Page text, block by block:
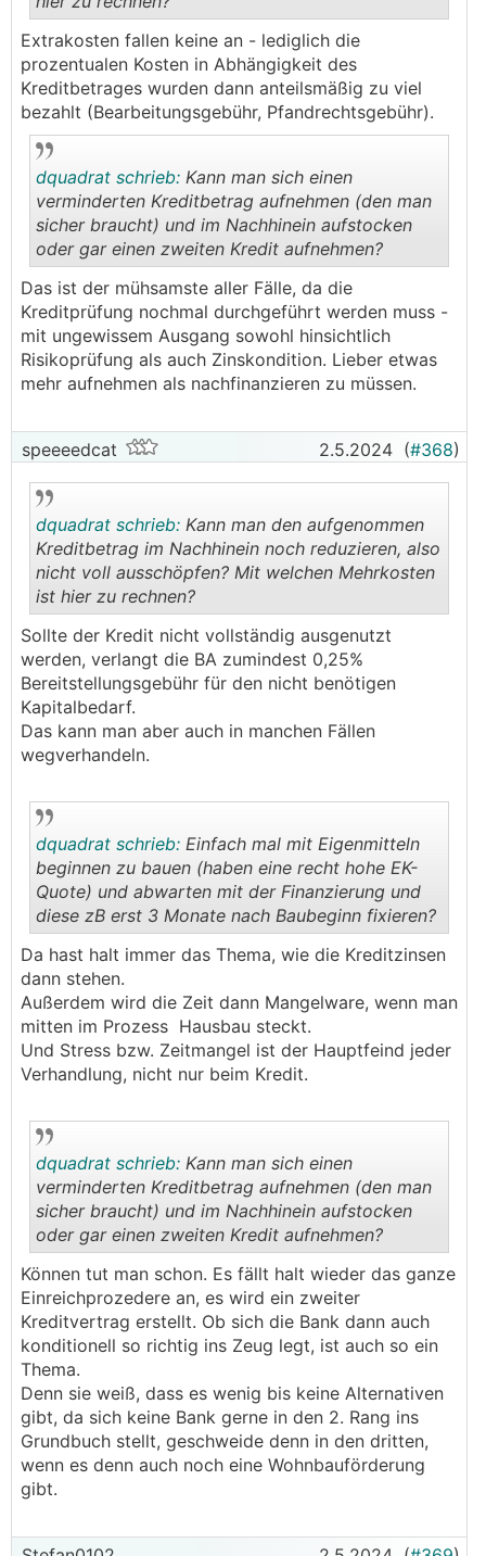
..
Extrakosten fallen keine an - lediglich die
prozentualen Kosten in Abhängigkeit des
Kreditbetrages wurden dann anteilsmäßig zu viel
bezahlt (Bearbeitungsgebühr, Pfandrechtsgebühr).
..
dquadrat schrieb: Kann man sich einen
verminderten Kreditbetrag aufnehmen (den man
sicher braucht) und im Nachhinein aufstocken
oder gar einen zweiten Kredit aufnehmen?
Das ist der mühsamste aller Fälle, da die
Kreditprüfung nochmal durchgeführt werden muss -
mit ungewissem Ausgang sowohl hinsichtlich
Risikoprüfung als auch Zinskondition. Lieber etwas
mehr aufnehmen als nachfinanzieren zu müssen.
speeeedcat 2.5.2024 (#368)
..
dquadrat schrieb: Kann man den aufgenommen
Kreditbetrag im Nachhinein noch reduzieren, also
nicht voll ausschöpfen? Mit welchen Mehrkosten
ist hier zu rechnen?
Sollte der Kredit nicht vollständig ausgenutzt
werden, verlangt die BA zumindest 0,25%
Bereitstellungsgebühr für den nicht benötigen
Kapitalbedarf.
Das kann man aber auch in manchen Fällen
wegverhandeln.
..
dquadrat schrieb: Einfach mal mit Eigenmitteln
beginnen zu bauen (haben eine recht hohe EK-
Quote) und abwarten mit der Finanzierung und
diese zB erst 3 Monate nach Baubeginn fixieren?
Da hast halt immer das Thema, wie die Kreditzinsen
dann stehen.
Außerdem wird die Zeit dann Mangelware, wenn man
mitten im Prozess Hausbau steckt.
Und Stress bzw. Zeitmangel ist der Hauptfeind jeder
Verhandlung, nicht nur beim Kredit.
..
dquadrat schrieb: Kann man sich einen
verminderten Kreditbetrag aufnehmen (den man
sicher braucht) und im Nachhinein aufstocken
oder gar einen zweiten Kredit aufnehmen?
Können tut man schon. Es fällt halt wieder das ganze
Einreichprozedere an, es wird ein zweiter
Kreditvertrag erstellt. Ob sich die Bank dann auch
konditionell so richtig ins Zeug legt, ist auch so ein
Thema.
Denn sie weiß, dass es wenig bis keine Alternativen
gibt, da sich keine Bank gerne in den 2. Rang ins
Grundbuch stellt, geschweide denn in den dritten,
wenn es denn auch noch eine Wohnbauförderung
gibt.